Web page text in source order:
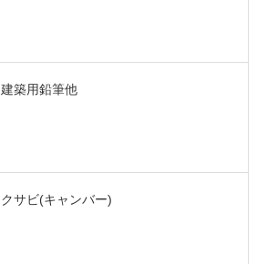
建築用鉛筆他
クサビ(キャンバー)